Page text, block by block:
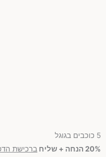
20% הנחה + שליח
ברכישת